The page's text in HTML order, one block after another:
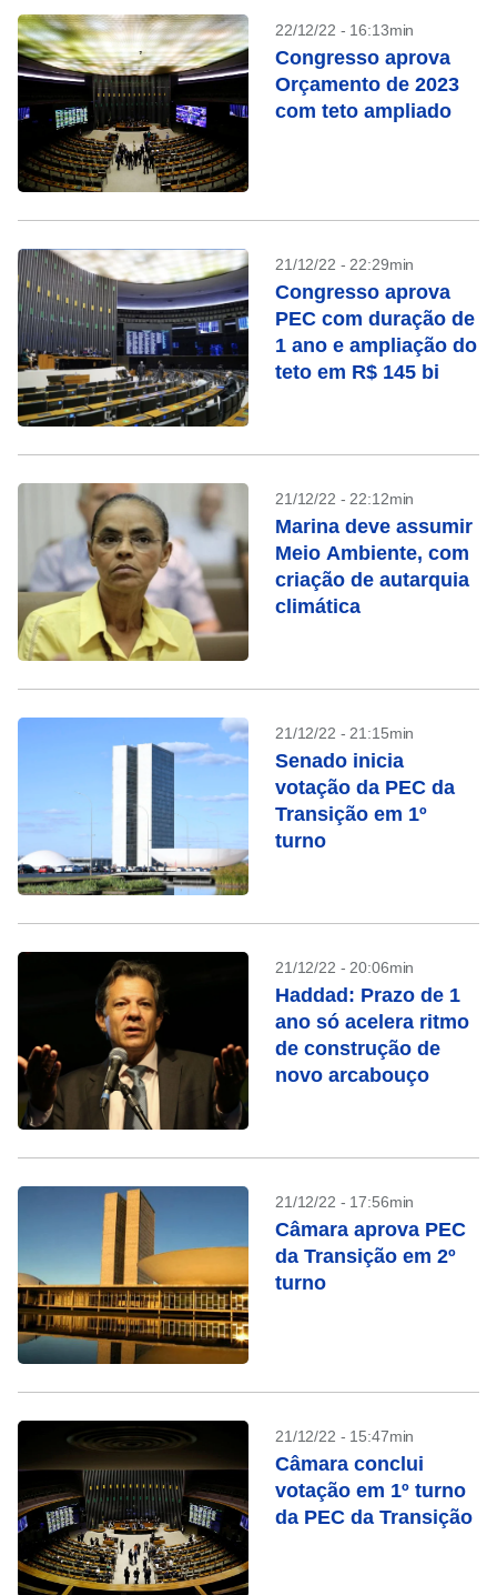
22/12/22 - 16:13min
Congresso aprova
Orçamento de 2023
com teto ampliado
21/12/22 - 22:29min
Congresso aprova
PEC com duração de
1 ano e ampliação do
teto em R$ 145 bi
21/12/22 - 22:12min
Marina deve assumir
Meio Ambiente, com
criação de autarquia
climática
21/12/22 - 21:15min
Senado inicia
votação da PEC da
Transição em 1º
turno
21/12/22 - 20:06min
Haddad: Prazo de 1
ano só acelera ritmo
de construção de
novo arcabouço
21/12/22 - 17:56min
Câmara aprova PEC
da Transição em 2º
turno
21/12/22 - 15:47min
Câmara conclui
votação em 1º turno
da PEC da Transição